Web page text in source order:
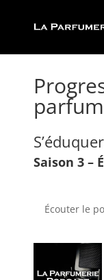
Saison 3 –
Écouter le